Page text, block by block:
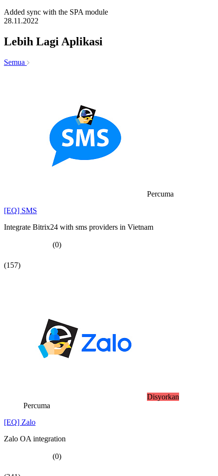
Added sync with the SPA module
28.11.2022
Lebih Lagi Aplikasi
Semua
Percuma
[EQ] SMS
Integrate Bitrix24 with sms providers in Vietnam
(0)
(157)
Disyorkan
Percuma
[EQ] Zalo
Zalo OA integration
(0)